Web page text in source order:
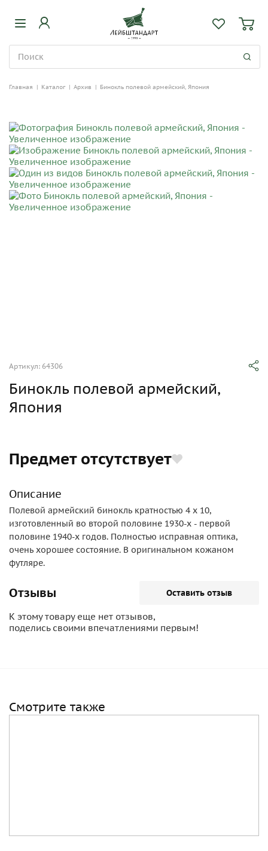
Главная | Каталог | Архив | Бинокль полевой армейский, Япония
Артикул: 64306
Бинокль полевой армейский,
Япония
Предмет отсутствует
Описание
Полевой армейский бинокль кратностью 4 х 10,
изготовленный во второй половине 1930-х - первой
половине 1940-х годов. Полностью исправная оптика,
очень хорошее состояние. В оригинальном кожаном
футляре.
Отзывы Оставить отзыв
К этому товару еще нет отзывов,
поделись своими впечатлениями первым!
Смотрите также